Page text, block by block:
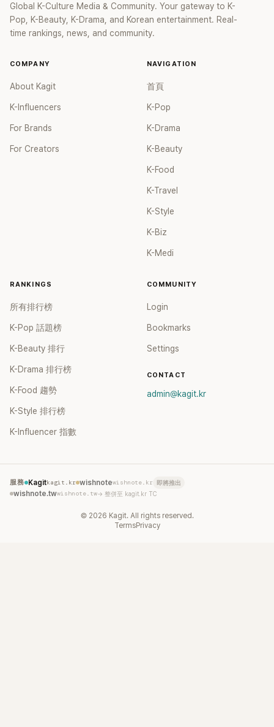
受網友喜愛，再度迎來事業第二春。
Global K-Culture Media & Community. Your gateway to K-
Pop, K-Beauty, K-Drama, and Korean entertainment. Real-
time rankings, news, and community.
COMPANY
About Kagit
K-Influencers
For Brands
For Creators
NAVIGATION
首頁
K-Pop
K-Drama
K-Beauty
K-Food
K-Travel
K-Style
K-Biz
K-Medi
RANKINGS
所有排行榜
K-Pop 話題榜
K-Beauty 排行
K-Drama 排行榜
K-Food 趨勢
K-Style 排行榜
K-Influencer 指數
COMMUNITY
Login
Bookmarks
Settings
CONTACT
admin@kagit.kr
服務 Kagitkagit.kr wishnotewishnote.kr 即將推出
wishnote.twwishnote.tw→ 整併至 kagit.kr TC
© 2026 Kagit. All rights reserved.
TermsPrivacy